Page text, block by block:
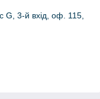
G, 3-й вхід, оф. 115,